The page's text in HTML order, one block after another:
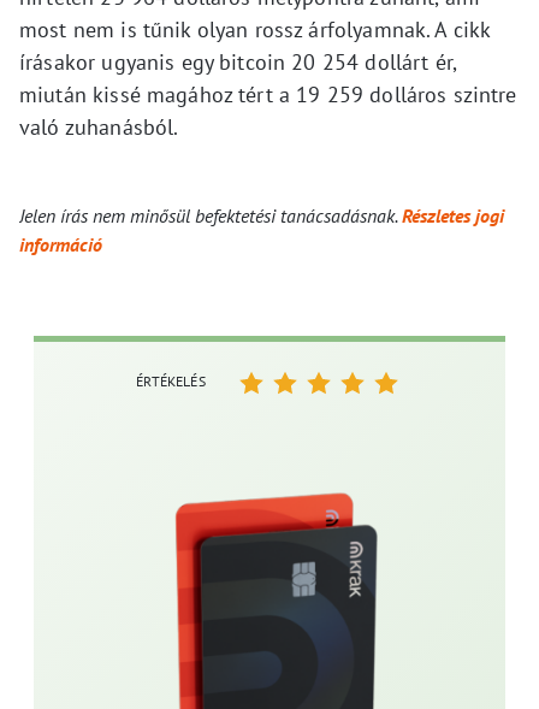
most nem is tűnik olyan rossz árfolyamnak. A cikk
írásakor ugyanis egy bitcoin 20 254 dollárt ér,
miután kissé magához tért a 19 259 dolláros szintre
való zuhanásból.
Jelen írás nem minősül befektetési tanácsadásnak.Részletes jogi
információ
ÉRTÉKELÉS